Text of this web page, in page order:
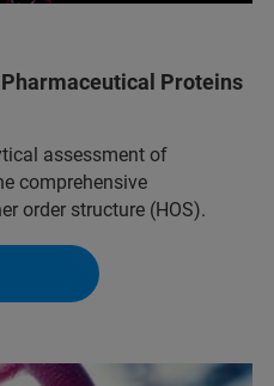
Proteins
assessment of
comprehensive
order structure (HOS).